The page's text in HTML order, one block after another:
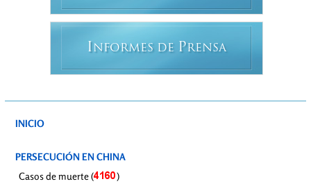
INFORMES DE PRENSA
INICIO
PERSECUCIÓN EN CHINA
Casos de muerte (
)